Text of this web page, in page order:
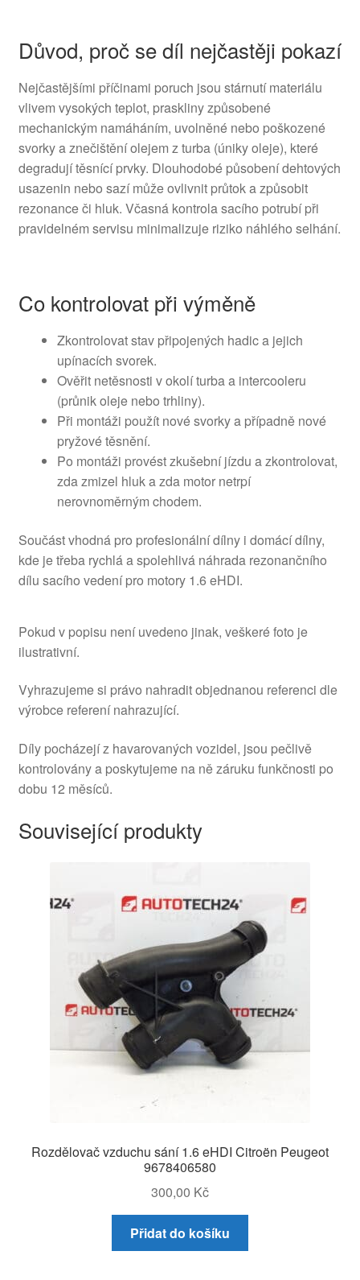
Důvod, proč se díl nejčastěji pokazí
Nejčastějšími příčinami poruch jsou stárnutí materiálu
vlivem vysokých teplot, praskliny způsobené
mechanickým namáháním, uvolněné nebo poškozené
svorky a znečištění olejem z turba (úniky oleje), které
degradují těsnící prvky. Dlouhodobé působení dehtových
usazenin nebo sazí může ovlivnit průtok a způsobit
rezonance či hluk. Včasná kontrola sacího potrubí při
pravidelném servisu minimalizuje riziko náhlého selhání.
Co kontrolovat při výměně
Zkontrolovat stav připojených hadic a jejich
upínacích svorek.
Ověřit netěsnosti v okolí turba a intercooleru
(průnik oleje nebo trhliny).
Při montáži použít nové svorky a případně nové
pryžové těsnění.
Po montáži provést zkušební jízdu a zkontrolovat,
zda zmizel hluk a zda motor netrpí
nerovnoměrným chodem.
Součást vhodná pro profesionální dílny i domácí dílny,
kde je třeba rychlá a spolehlivá náhrada rezonančního
dílu sacího vedení pro motory 1.6 eHDI.
Pokud v popisu není uvedeno jinak, veškeré foto je
ilustrativní.
Vyhrazujeme si právo nahradit objednanou referenci dle
výrobce referení nahrazující.
Díly pocházejí z havarovaných vozidel, jsou pečlivě
kontrolovány a poskytujeme na ně záruku funkčnosti po
dobu 12 měsíců.
Související produkty
Rozdělovač vzduchu sání 1.6 eHDI Citroën Peugeot
9678406580
300,00 Kč
Přidat do košíku